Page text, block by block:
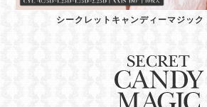
シークレットキャンディーマジッ